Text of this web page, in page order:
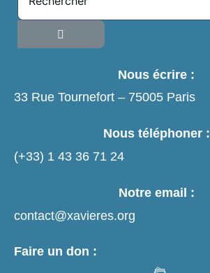
Nous écrire :
33 Rue Tournefort – 75005 Paris
Nous téléphoner :
(+33) 1 43 36 71 24
Notre email :
contact@xavieres.org
Faire un don :